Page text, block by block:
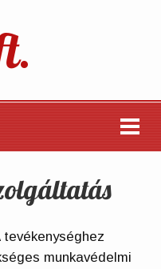
tevékenységhez
munkavédelmi